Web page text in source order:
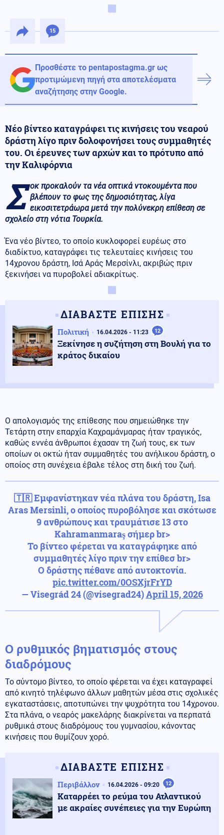
15
Προσθέστε το pentapostagma.gr ως
προτιμώμενη πηγή στα αποτελέσματα
αναζήτησης στην Google.
Νέο βίντεο καταγράφει τις κινήσεις του νεαρού
δράστη λίγο πριν δολοφονήσει τους συμμαθητές
του. Οι έρευνες των αρχών και το πρότυπο από
την Καλιφόρνια
Σ οκ προκαλούν τα νέα οπτικά ντοκουμέντα που
βλέπουν το φως της δημοσιότητας, λίγα
εικοσιτετράωρα μετά την πολύνεκρη επίθεση σε
σχολείο στη νότια Τουρκία.
Ένα νέο βίντεο, το οποίο κυκλοφορεί ευρέως στο
διαδίκτυο, καταγράφει τις τελευταίες κινήσεις του
14χρονου δράστη, Ισά Αράς Μερσίνλι, ακριβώς πριν
ξεκινήσει να πυροβολεί αδιακρίτως.
ΔΙΑΒΑΣΤΕ ΕΠΙΣΗΣ
Πολιτική 16.04.2026 - 11:23 12
Ξεκίνησε η συζήτηση στη Βουλή για το
κράτος δικαίου
Ο απολογισμός της επίθεσης που σημειώθηκε την
Τετάρτη στην επαρχία Καχραμάνμαρας ήταν τραγικός,
καθώς εννέα άνθρωποι έχασαν τη ζωή τους, εκ των
οποίων οι οκτώ ήταν συμμαθητές του ανήλικου δράστη, ο
οποίος στη συνέχεια έβαλε τέλος στη δική του ζωή.
🇹🇷 Εμφανίστηκαν νέα πλάνα του δράστη, Isa
Aras Mersinli, ο οποίος πυροβόλησε και σκότωσε
9 ανθρώπους και τραυμάτισε 13 στο
Kahramanmaraş σήμερ br>
Το βίντεο φέρεται να καταγράφηκε από
συμμαθητές λίγο πριν την επίθεσ br>
Ο δράστης πέθανε από αυτοκτονία.
pic.twitter.com/0OSXjrFrYD
— Visegrád 24 (@visegrad24)April 15, 2026
Ο ρυθμικός βηματισμός στους
διαδρόμους
Το σύντομο βίντεο, το οποίο φέρεται να έχει καταγραφεί
από κινητό τηλέφωνο άλλων μαθητών μέσα στις σχολικές
εγκαταστάσεις, αποτυπώνει την ψυχρότητα του 14χρονου.
Στα πλάνα, ο νεαρός μακελάρης διακρίνεται να περπατά
ρυθμικά στους διαδρόμους του γυμνασίου, κάνοντας
κινήσεις που θυμίζουν χορό.
ΔΙΑΒΑΣΤΕ ΕΠΙΣΗΣ
Περιβάλλον 16.04.2026 - 09:20 12
Καταρρέει το ρεύμα του Ατλαντικού
με ακραίες συνέπειες για την Ευρώπη